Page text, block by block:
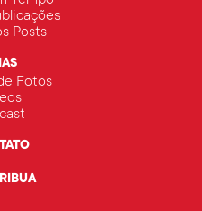
Posts
Fotos